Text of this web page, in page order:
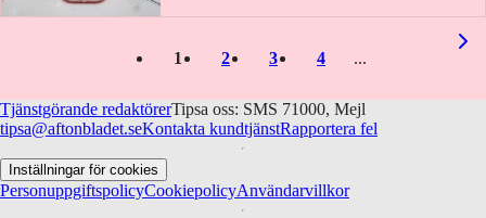
1 2 3 4
Tjänstgörande redaktörerTipsa oss: SMS 71000, Mejl
tipsa@aftonbladet.seKontakta kundtjänstRapportera fel
Inställningar för cookies
PersonuppgiftspolicyCookiepolicyAnvändarvillkor